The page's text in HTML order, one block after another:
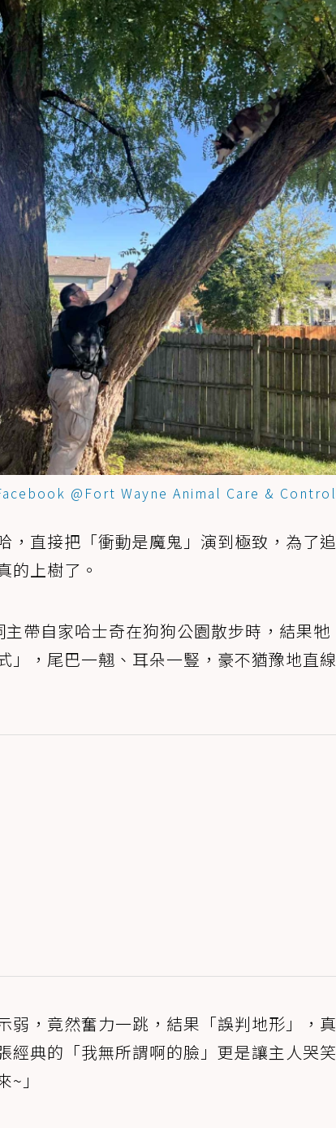
@Fort Wayne Animal Care & Control
，直接把「衝動是魔鬼」演到極致，為了追
的上樹了。
帶自家哈士奇在狗狗公園散步時，結果牠
」，尾巴一翹、耳朵一豎，豪不猶豫地直線
弱，竟然奮力一跳，結果「誤判地形」，真
經典的「我無所謂啊的臉」更是讓主人哭笑
」